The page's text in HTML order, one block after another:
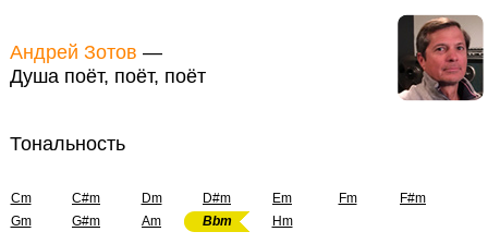
Андрей Зотов —
Душа поёт, поёт, поёт
Тональность
Cm C#m Dm D#m Em Fm
F#m
Gm
G#m Am Bbm Hm